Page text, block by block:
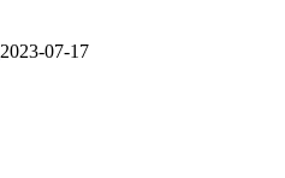
2023-07-17